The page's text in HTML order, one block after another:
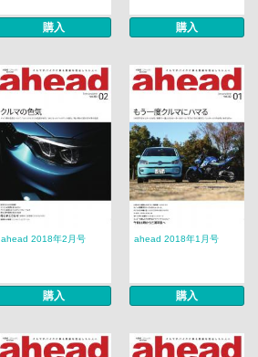
購入 購入
ahead 2018年2月号
購入
ahead 2018年1月号
購入